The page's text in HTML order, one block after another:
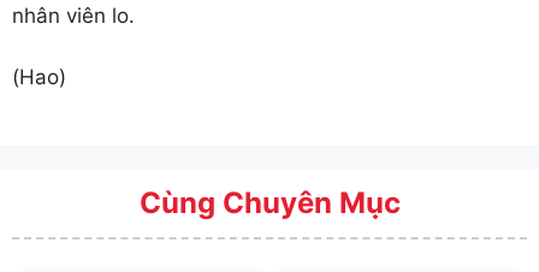
nhân viên lo.
(Hao)
Cùng Chuyên Mục